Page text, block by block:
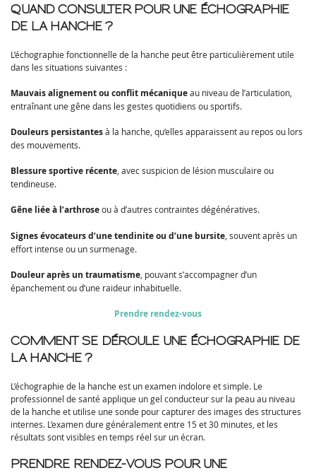
QUAND CONSULTER POUR UNE ÉCHOGRAPHIE
DE LA HANCHE ?
L’échographie fonctionnelle de la hanche peut être particulièrement utile
dans les situations suivantes :
Mauvais alignement ou conflit mécaniqueau niveau de l’articulation,
entraînant une gêne dans les gestes quotidiens ou sportifs.
Douleurs persistantesà la hanche, qu’elles apparaissent au repos ou lors
des mouvements.
Blessure sportive récente , avec suspicion de lésion musculaire ou
tendineuse.
Gêne liée à l’arthroseou à d’autres contraintes dégénératives.
Signes évocateurs d’une tendinite ou d’une bursite , souvent après un
effort intense ou un surmenage.
Douleur après un traumatisme , pouvant s’accompagner d’un
épanchement ou d’une raideur inhabituelle.
Prendre rendez-vous
COMMENT SE DÉROULE UNE ÉCHOGRAPHIE DE
LA HANCHE ?
L’échographie de la hanche est un examen indolore et simple. Le
professionnel de santé applique un gel conducteur sur la peau au niveau
de la hanche et utilise une sonde pour capturer des images des structures
internes. L’examen dure généralement entre 15 et 30 minutes, et les
résultats sont visibles en temps réel sur un écran.
PRENDRE RENDEZ-VOUS POUR UNE